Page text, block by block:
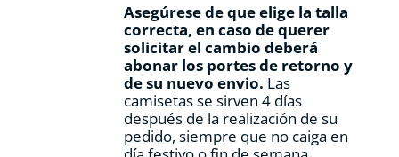
Asegúrese de que elige la talla
correcta, en caso de querer
solicitar el cambio deberá
abonar los portes de retorno y
de su nuevo envio. Las
camisetas se sirven 4 días
después de la realización de su
pedido, siempre que no caiga en